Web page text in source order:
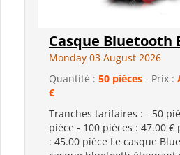
Casque Bluetooth
Monday 03 August 2026
Quantité : 50 pièces - Prix :
€
Tranches tarifaires : - 50
pièce - 100 pièces : 47.00 €
: 45.00 pièce Le casque